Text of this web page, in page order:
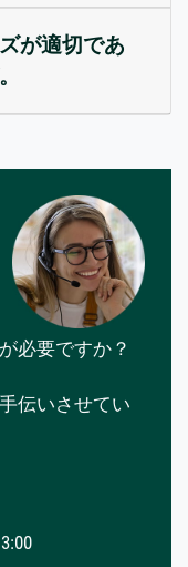
が適切であ
必要ですか？
伝いさせてい